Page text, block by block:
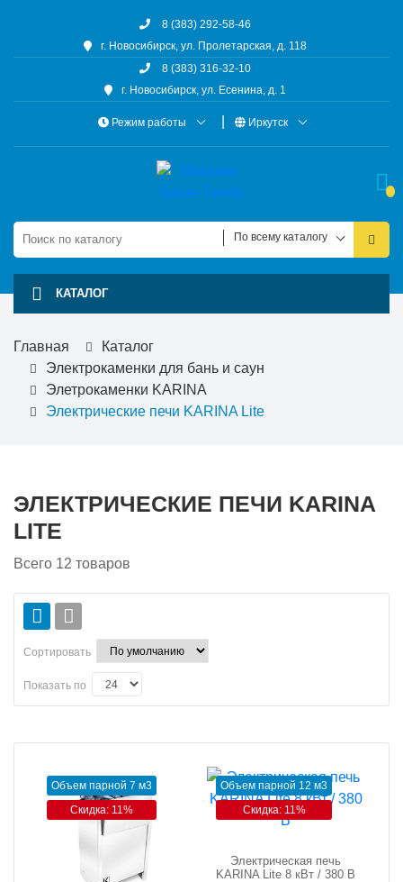
8 (383) 292-58-46
г. Новосибирск, ул. Пролетарская, д. 118
8 (383) 316-32-10
г. Новосибирск, ул. Есенина, д. 1
Режим работы Иркутск
По всему каталогу
КАТАЛОГ
Главная
Каталог
Электрокаменки для бань и саун
Элетрокаменки KARINA
Электрические печи KARINA Lite
ЭЛЕКТРИЧЕСКИЕ ПЕЧИ KARINA
LITE
Всего 12 товаров
Сортировать
Показать по
Объем парной 7 м3
Скидка: 11%
Объем парной 12 м3
Скидка: 11%
Электрическая печь
KARINA Lite 8 кВт / 380 В